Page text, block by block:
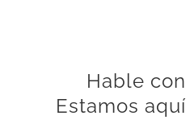
Hable
Estamos